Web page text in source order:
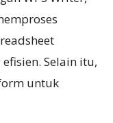
Selain itu,
untuk